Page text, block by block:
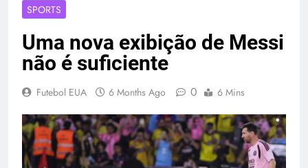
SPORTS
Uma nova exibição de Messi
não é suficiente
Futebol EUA 6 Months Ago 0 6 Mins